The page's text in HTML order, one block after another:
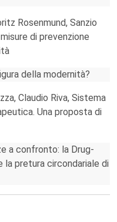
Rosenmund, Sanzio
di prevenzione
della modernità?
Claudio Riva, Sistema
Una proposta di
a confronto: la Drug-
pretura circondariale di